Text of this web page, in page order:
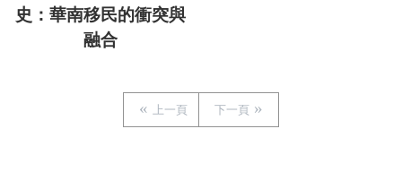
史：華南移民的衝突與
融合
上一頁 下一頁